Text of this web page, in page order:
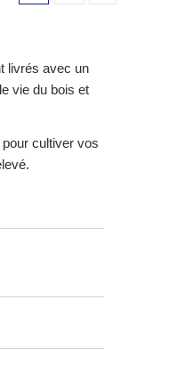
livrés avec un
vie du bois et
cultiver vos